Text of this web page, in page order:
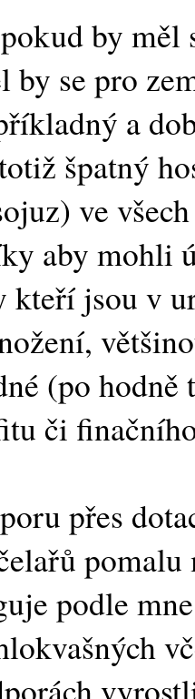
by
by se pro
a
špatný
ve
aby mohli
kteří jsou v
(po
či
přes
podle